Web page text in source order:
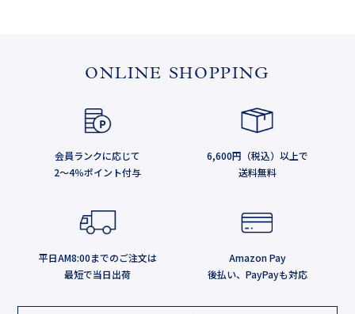
ONLINE SHOPPING
会員ランクに応じて
2～4％ポイント付与
6,600円（税込）以上で
送料無料
平日AM8:00までのご注文は
最短で当日出荷
Amazon Pay
後払い、PayPayも対応